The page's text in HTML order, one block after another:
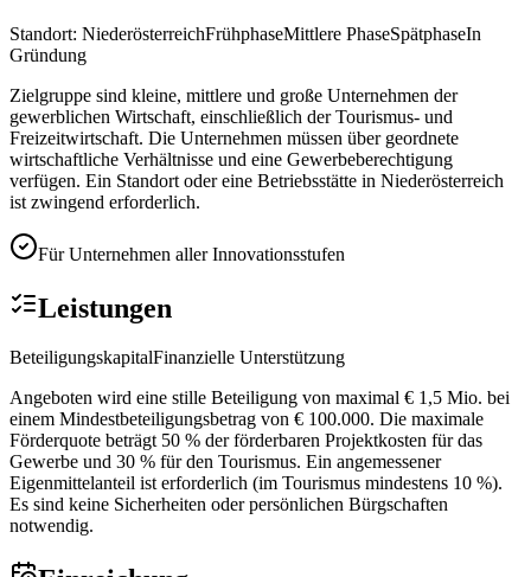
Standort: NiederösterreichFrühphaseMittlere PhaseSpätphaseIn
Gründung
Zielgruppe sind kleine, mittlere und große Unternehmen der
gewerblichen Wirtschaft, einschließlich der Tourismus- und
Freizeitwirtschaft. Die Unternehmen müssen über geordnete
wirtschaftliche Verhältnisse und eine Gewerbeberechtigung
verfügen. Ein Standort oder eine Betriebsstätte in Niederösterreich
ist zwingend erforderlich.
Für Unternehmen aller Innovationsstufen
Leistungen
BeteiligungskapitalFinanzielle Unterstützung
Angeboten wird eine stille Beteiligung von maximal € 1,5 Mio. bei
einem Mindestbeteiligungsbetrag von € 100.000. Die maximale
Förderquote beträgt 50 % der förderbaren Projektkosten für das
Gewerbe und 30 % für den Tourismus. Ein angemessener
Eigenmittelanteil ist erforderlich (im Tourismus mindestens 10 %).
Es sind keine Sicherheiten oder persönlichen Bürgschaften
notwendig.